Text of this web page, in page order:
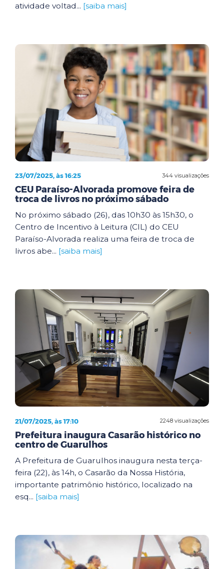
atividade voltad... [saiba mais]
344 visualizações
23/07/2025, às 16:25
CEU Paraíso-Alvorada promove feira de
troca de livros no próximo sábado
No próximo sábado (26), das 10h30 às 15h30, o
Centro de Incentivo à Leitura (CIL) do CEU
Paraíso-Alvorada realiza uma feira de troca de
livros abe... [saiba mais]
2248 visualizações
21/07/2025, às 17:10
Prefeitura inaugura Casarão histórico no
centro de Guarulhos
A Prefeitura de Guarulhos inaugura nesta terça-
feira (22), às 14h, o Casarão da Nossa História,
importante patrimônio histórico, localizado na
esq... [saiba mais]